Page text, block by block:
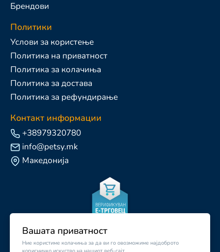
Вашата приватност
Ние користиме колачиња за да ви го овозможиме најдоброто
Брендови
Политики
Услови за користење
Политика на приватност
Политика за колачиња
Политика за достава
Политика за рефундирање
Контакт информации
+38979320780
info@petsy.mk
Македонија